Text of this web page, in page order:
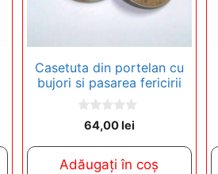
Casetuta din portelan cu
bujori si pasarea fericirii
o
64,00lei
Adăugați în coș